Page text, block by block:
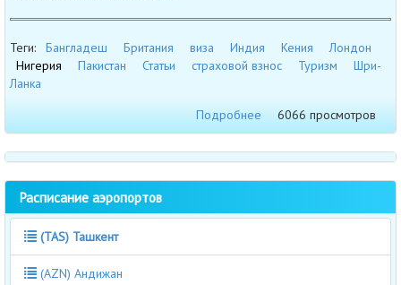
Теги: Бангладеш Британия виза Индия Кения
Лондон
Нигерия
Пакистан Статьи страховой взнос Туризм
Шри-
Ланка
Подробнее
6066 просмотров
Расписание аэропортов
(TAS) Ташкент
(AZN) Андижан